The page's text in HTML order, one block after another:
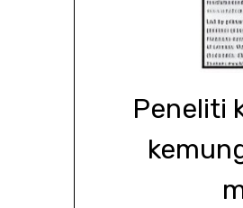
Peneliti